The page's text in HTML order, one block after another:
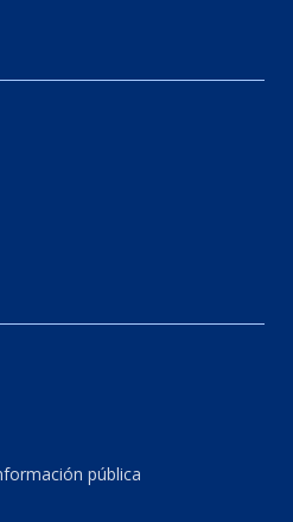
pública